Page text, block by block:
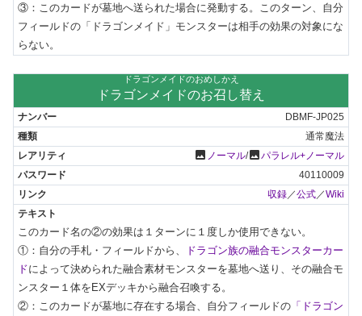
③：このカードが墓地へ送られた場合に発動する。このターン、自分
フィールドの「ドラゴンメイド」モンスターは相手の効果の対象にな
らない。
ドラゴンメイドのおめしかえ
ドラゴンメイドのお召し替え
DBMF-JP025
通常魔法
photo ノーマル/photoパラレル+ノーマル
40110009
収録／公式／Wiki
このカード名の②の効果は１ターンに１度しか使用できない。
①：自分の手札・フィールドから、
ドラゴン族の融合モンスターカー
ドによって決められた融合素材モンスターを墓地へ送り、その融合モ
ンスター１体をEXデッキから融合召喚する。
②：このカードが墓地に存在する場合、自分フィールドの 「ドラゴン